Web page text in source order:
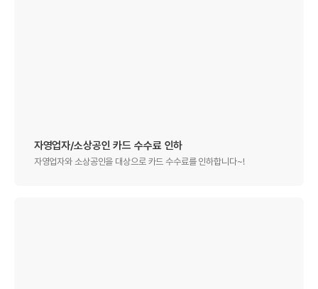
자영업자/소상공인 카드 수수료 인하
자영업자와 소상공인을 대상으로 카드 수수료를 인하합니다~!